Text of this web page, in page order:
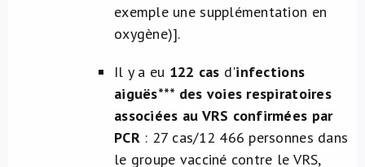
exemple une supplémentation en
oxygène)].
Il y a eu 122 cas d'infections
aiguës*** des voies respiratoires
associées au VRS confirmées par
PCR : 27 cas/12 466 personnes dans
le groupe vacciné contre le VRS,